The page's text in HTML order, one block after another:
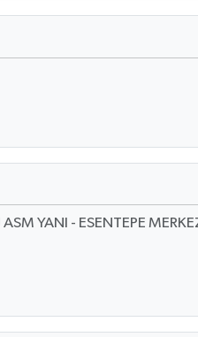
YANI - ESENTEPE